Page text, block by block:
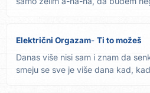
Električni Orgazam Ti to možeš
Danas više nisi sam i znam da
smeju se sve je više dana kad,